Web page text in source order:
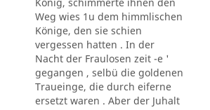
König, schimmerte ihnen den
Weg wies 1u dem himmlischen
Könige, den sie schien
vergessen hatten . In der
Nacht der Fraulosen zeit -e '
gegangen , selbü die goldenen
Traueinge, die durch eiferne
ersetzt waren . Aber der Juhalt